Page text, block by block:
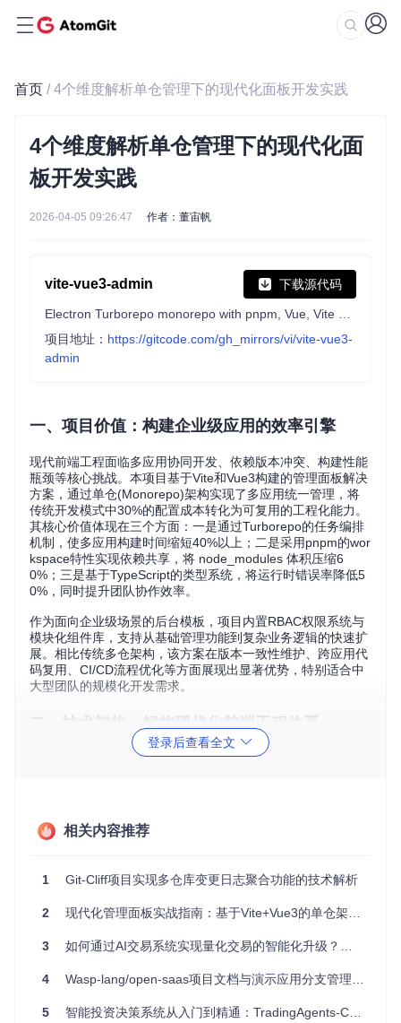
首页 / 4个维度解析单仓管理下的现代化面板开发实践
4个维度解析单仓管理下的现代化面
板开发实践
2026-04-05 09:26:47 作者：董宙帆
vite-vue3-admin 下载源代码
项目地址： https://gitcode.com/gh_mirrors/vi/vite-vue3-
admin
一、项目价值：构建企业级应用的效率引擎
现代前端工程面临多应用协同开发、依赖版本冲突、构建性能
瓶颈等核心挑战。本项目基于Vite和Vue3构建的管理面板解决
方案，通过单仓(Monorepo)架构实现了多应用统一管理，将
传统开发模式中30%的配置成本转化为可复用的工程化能力。
其核心价值体现在三个方面：一是通过Turborepo的任务编排
机制，使多应用构建时间缩短40%以上；二是采用pnpm的wor
kspace特性实现依赖共享，将 node_modules 体积压缩6
0%；三是基于TypeScript的类型系统，将运行时错误率降低5
0%，同时提升团队协作效率。
作为面向企业级场景的后台模板，项目内置RBAC权限系统与
模块化组件库，支持从基础管理功能到复杂业务逻辑的快速扩
展。相比传统多仓架构，该方案在版本一致性维护、跨应用代
码复用、CI/CD流程优化等方面展现出显著优势，特别适合中
大型团队的规模化开发需求。
二、技术架构：解构现代化前端工程体系
构建多应用协同开发的目录结构
  electron/           # 桌面端应用
  docs/               # 文档系统
  backend-api/        # API客户端
这种结构既保证了各应用的独立开发，又通过packages目录
登录后查看全文
相关内容推荐
1 Git-Cliff项目实现多仓库变更日志聚合功能的技术解析
2 现代化管理面板实战指南：基于Vite+Vue3的单仓架构全面解析
3 如何通过AI交易系统实现量化交易的智能化升级？探索NOFX智能策略平台的核心价值与实践路径
4 Wasp-lang/open-saas项目文档与演示应用分支管理优化实践
5 智能投资决策系统从入门到精通：TradingAgents-CN模块化引擎实践指南